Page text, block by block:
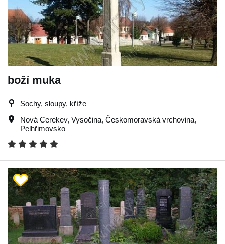
boží muka
Sochy, sloupy, kříže
Nová Cerekev, Vysočina, Českomoravská vrchovina,
Pelhřimovsko